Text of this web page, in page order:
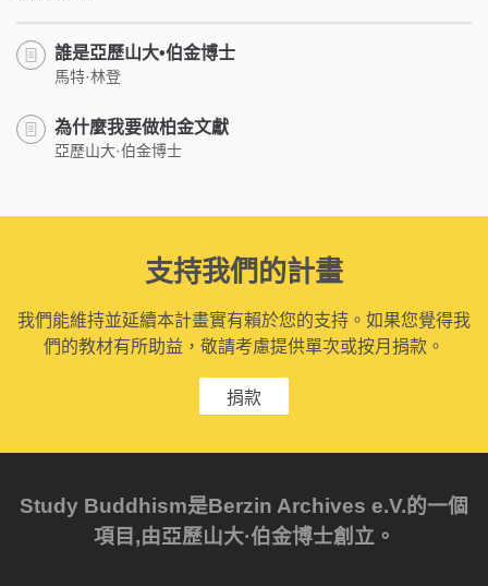
誰是亞歷山大•伯金博士
馬特·林登
為什麼我要做柏金文獻
亞歷山大·伯金博士
支持我們的計畫
我們能維持並延續本計畫實有賴於您的支持。如果您覺得我
們的教材有所助益，敬請考慮提供單次或按月捐款。
捐款
Study Buddhism是Berzin Archives e.V.的一個
項目,由亞歷山大·伯金博士創立。